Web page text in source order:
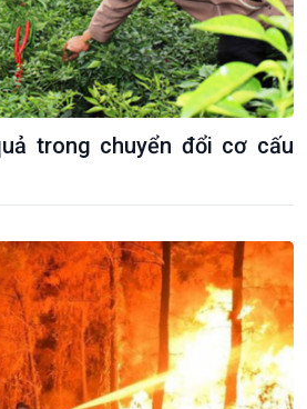
Thời sự 6h
Thời sự 12h
Thời sự 18h
Thời sự 21h30
Bản tin
Chuyên mục
trong chuyển đổi cơ cấu